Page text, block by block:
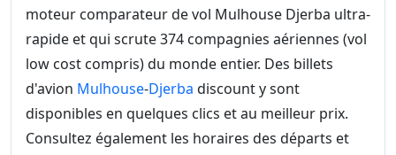
moteur comparateur de vol Mulhouse Djerba ultra-
rapide et qui scrute 374 compagnies aériennes (vol
low cost compris) du monde entier. Des billets
d'avion Mulhouse-Djerba discount y sont
disponibles en quelques clics et au meilleur prix.
Consultez également les horaires des départs et